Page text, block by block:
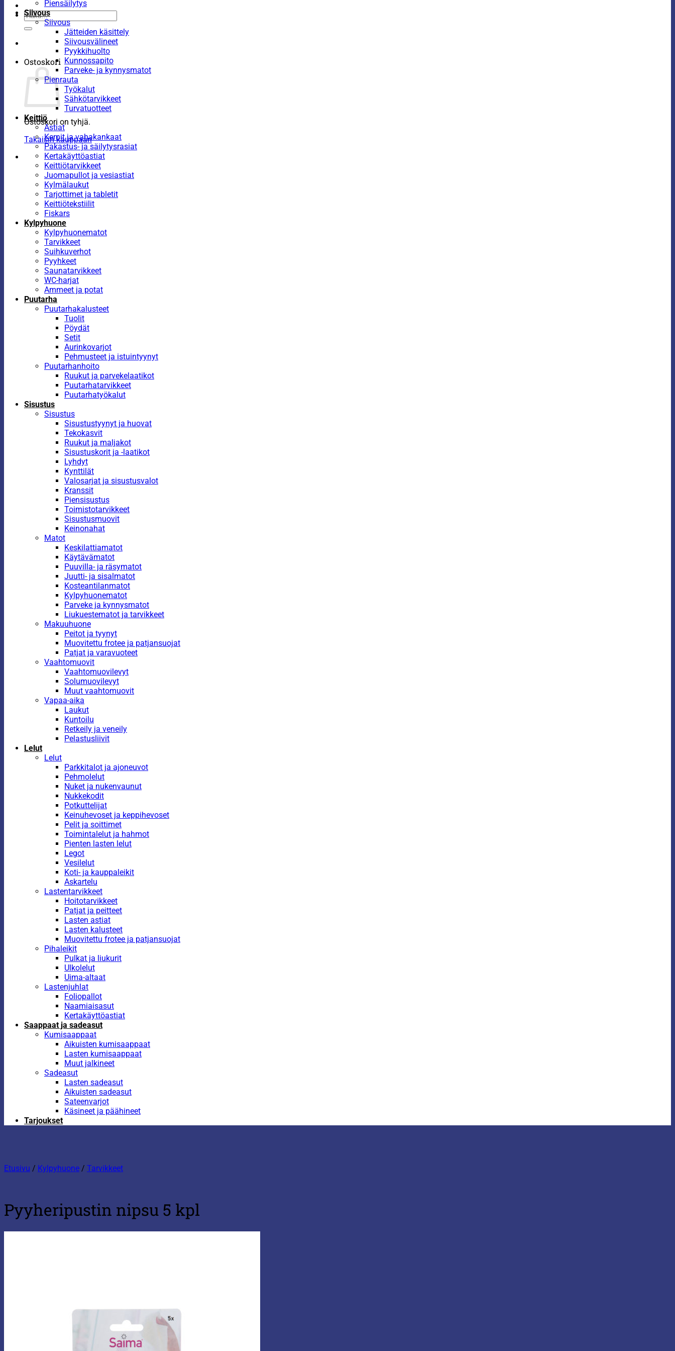
Etsi:
Ostoskori
Ostoskori on tyhjä.
Takaisin kauppaan
Piensäilytys
Siivous
Siivous
Jätteiden käsittely
Siivousvälineet
Pyykkihuolto
Kunnossapito
Parveke- ja kynnysmatot
Pienrauta
Työkalut
Sähkötarvikkeet
Turvatuotteet
Keittiö
Astiat
Kernit ja vahakankaat
Pakastus- ja säilytysrasiat
Kertakäyttöastiat
Keittiötarvikkeet
Juomapullot ja vesiastiat
Kylmälaukut
Tarjottimet ja tabletit
Keittiötekstiilit
Fiskars
Kylpyhuone
Kylpyhuonematot
Tarvikkeet
Suihkuverhot
Pyyhkeet
Saunatarvikkeet
WC-harjat
Ammeet ja potat
Puutarha
Puutarhakalusteet
Tuolit
Pöydät
Setit
Aurinkovarjot
Pehmusteet ja istuintyynyt
Puutarhanhoito
Ruukut ja parvekelaatikot
Puutarhatarvikkeet
Puutarhatyökalut
Sisustus
Sisustus
Sisustustyynyt ja huovat
Tekokasvit
Ruukut ja maljakot
Sisustuskorit ja -laatikot
Lyhdyt
Kynttilät
Valosarjat ja sisustusvalot
Kranssit
Piensisustus
Toimistotarvikkeet
Sisustusmuovit
Keinonahat
Matot
Keskilattiamatot
Käytävämatot
Puuvilla- ja räsymatot
Juutti- ja sisalmatot
Kosteantilanmatot
Kylpyhuonematot
Parveke ja kynnysmatot
Liukuestematot ja tarvikkeet
Makuuhuone
Peitot ja tyynyt
Muovitettu frotee ja patjansuojat
Patjat ja varavuoteet
Vaahtomuovit
Vaahtomuovilevyt
Solumuovilevyt
Muut vaahtomuovit
Vapaa-aika
Laukut
Kuntoilu
Retkeily ja veneily
Pelastusliivit
Lelut
Lelut
Parkkitalot ja ajoneuvot
Pehmolelut
Nuket ja nukenvaunut
Nukkekodit
Potkuttelijat
Keinuhevoset ja keppihevoset
Pelit ja soittimet
Toimintalelut ja hahmot
Pienten lasten lelut
Legot
Vesilelut
Koti- ja kauppaleikit
Askartelu
Lastentarvikkeet
Hoitotarvikkeet
Patjat ja peitteet
Lasten astiat
Lasten kalusteet
Muovitettu frotee ja patjansuojat
Pihaleikit
Pulkat ja liukurit
Ulkolelut
Uima-altaat
Lastenjuhlat
Foliopallot
Naamiaisasut
Kertakäyttöastiat
Saappaat ja sadeasut
Kumisaappaat
Aikuisten kumisaappaat
Lasten kumisaappaat
Muut jalkineet
Sadeasut
Lasten sadeasut
Aikuisten sadeasut
Sateenvarjot
Käsineet ja päähineet
Tarjoukset
Etusivu / Kylpyhuone / Tarvikkeet
Pyyheripustin nipsu 5 kpl